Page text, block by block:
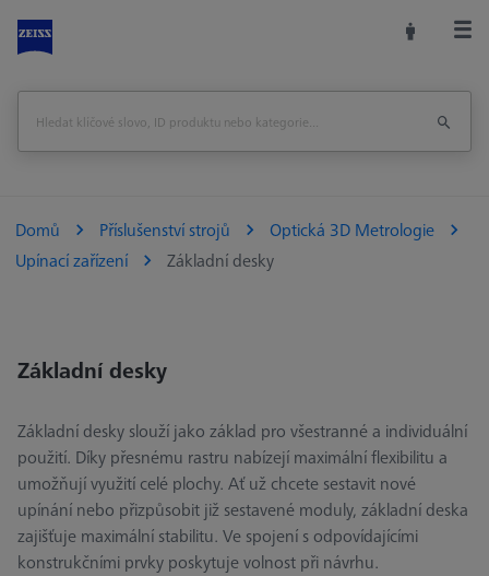
Domů Příslušenství strojů
Optická 3D Metrologie
Upínací zařízení
Základní desky
Základní desky
Základní desky slouží jako základ pro všestranné a individuální
použití. Díky přesnému rastru nabízejí maximální flexibilitu a
umožňují využití celé plochy. Ať už chcete sestavit nové
upínání nebo přizpůsobit již sestavené moduly, základní deska
zajišťuje maximální stabilitu. Ve spojení s odpovídajícími
konstrukčními prvky poskytuje volnost při návrhu.